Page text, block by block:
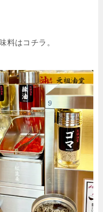
料はコチラ。